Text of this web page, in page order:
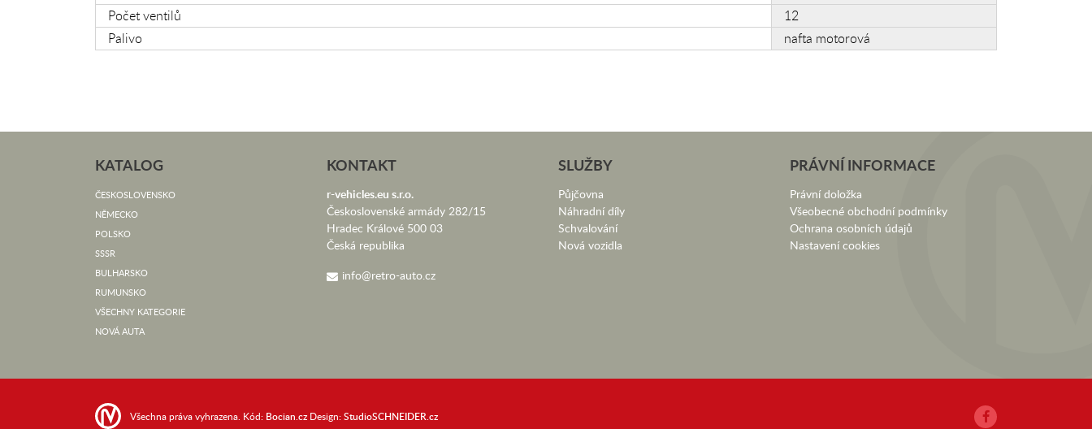
Počet ventilů
12
Palivo
nafta motorová
KATALOG
ČESKOSLOVENSKO
NĚMECKO
POLSKO
SSSR
BULHARSKO
RUMUNSKO
VŠECHNY KATEGORIE
NOVÁ AUTA
KONTAKT
r-vehicles.eu s.r.o.
Československé armády 282/15
Hradec Králové 500 03
Česká republika
info@retro-auto.cz
SLUŽBY
Půjčovna
Náhradní díly
Schvalování
Nová vozidla
PRÁVNÍ INFORMACE
Právní doložka
Všeobecné obchodní podmínky
Ochrana osobních údajů
Nastavení cookies
Všechna práva vyhrazena. Kód: Bocian.cz Design:StudioSCHNEIDER.cz